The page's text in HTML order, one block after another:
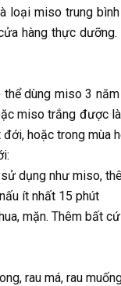
loại miso trung
hàng thực
dùng miso 3
miso trắng được
hoặc trong mùa
dụng như miso,
ít nhất 15 phút
mặn. Thêm bất
rau má, rau